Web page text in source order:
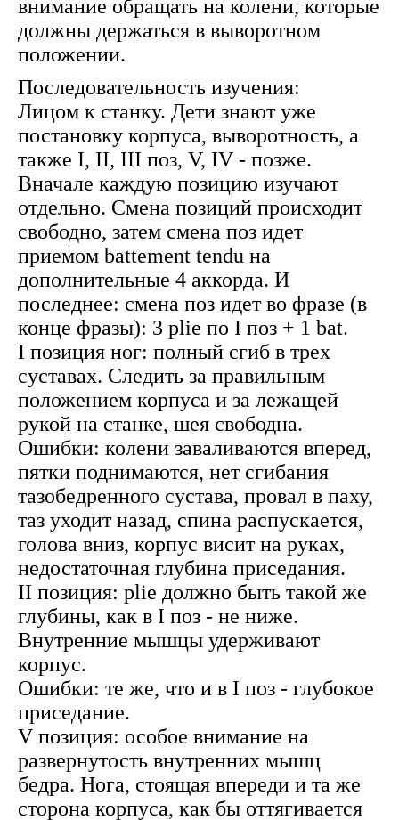
внимание обращать на колени, которые
должны держаться в выворотном
положении.
Последовательность изучения:
Лицом к станку. Дети знают уже
постановку корпуса, выворотность, а
также I, II, III поз, V, IV - позже.
Вначале каждую позицию изучают
отдельно. Смена позиций происходит
свободно, затем смена поз идет
приемом battement tendu на
дополнительные 4 аккорда. И
последнее: смена поз идет во фразе (в
конце фразы): 3 plie по I поз + 1 bat.
I позиция ног: полный сгиб в трех
суставах. Следить за правильным
положением корпуса и за лежащей
рукой на станке, шея свободна.
Ошибки: колени заваливаются вперед,
пятки поднимаются, нет сгибания
тазобедренного сустава, провал в паху,
таз уходит назад, спина распускается,
голова вниз, корпус висит на руках,
недостаточная глубина приседания.
II позиция: plie должно быть такой же
глубины, как в I поз - не ниже.
Внутренние мышцы удерживают
корпус.
Ошибки: те же, что и в I поз - глубокое
приседание.
V позиция: особое внимание на
развернутость внутренних мышц
бедра. Нога, стоящая впереди и та же
сторона корпуса, как бы оттягивается